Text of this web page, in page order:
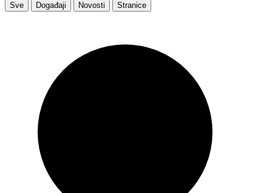
Sve Događaji Novosti Stranice